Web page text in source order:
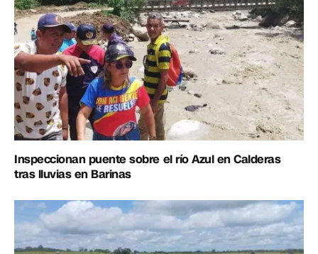
Inspeccionan puente sobre el río Azul en Calderas
tras lluvias en Barinas